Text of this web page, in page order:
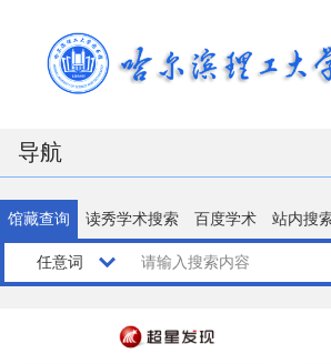
导航
馆藏查询 读秀学术搜索 百度学术 站内搜
请输入搜索内容